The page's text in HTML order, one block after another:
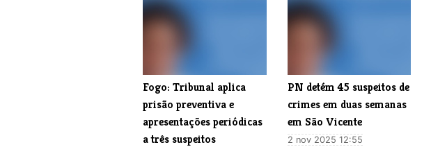
Fogo: Tribunal aplica
prisão preventiva e
apresentações periódicas
a três suspeitos
​PN detém 45 suspeitos de
crimes em duas semanas
em São Vicente
2 nov 2025 12:55